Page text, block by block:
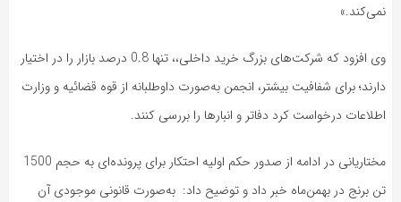
نمی‌کند.»
وی افزود که شرکت‌های بزرگ خرید داخلی،، تنها 0.8 درصد بازار را در اختیار
دارند؛ برای شفافیت بیشتر، انجمن به‌صورت داوطلبانه از قوه قضائیه و وزارت
اطلاعات درخواست کرد دفاتر و انبارها را بررسی کنند.
مختاریانی در ادامه از صدور حکم اولیه احتکار برای پرونده‌ای به حجم 1500
تن برنج در بهمن‌ماه خبر داد و توضیح داد: به‌صورت قانونی موجودی آن